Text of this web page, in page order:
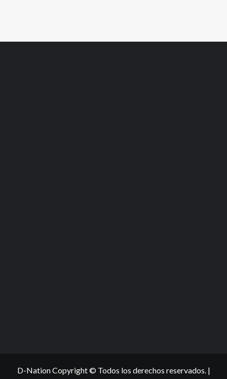
D-Nation Copyright © Todos los derechos reservados. |